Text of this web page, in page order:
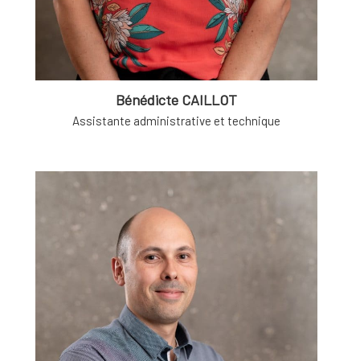
Bénédicte CAILLOT
Assistante administrative et technique